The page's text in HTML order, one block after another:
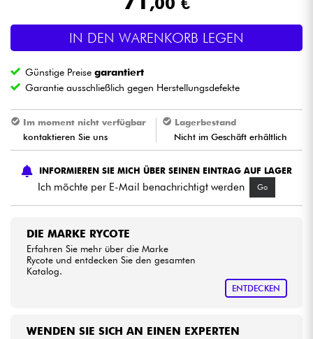
Drums
Blasinstrumente
Violinen & Quartett
Kabel & Zubehöre
HiFi
Bundle
Sehen Sie sich unsere Marken an
IN DEN WARENKORB LEGEN
Günstige Preisegarantiert
Garantie ausschließlich gegen Herstellungsdefekte
Im moment nicht verfügbar
kontaktieren Sie uns
Lagerbestand
Nicht im Geschäft erhältlich
INFORMIEREN SIE MICH ÜBER SEINEN EINTRAG AUF LAGER
Ich möchte per E-Mail benachrichtigt werden Go
DIE MARKE RYCOTE
Erfahren Sie mehr über die Marke
Rycote und entdecken Sie den gesamten
Katalog.
ENTDECKEN
WENDEN SIE SICH AN EINEN EXPERTEN